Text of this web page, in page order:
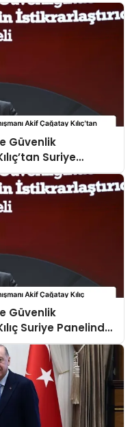
Güvenlik
Suriye
Güvenlik
Suriye Panelinde